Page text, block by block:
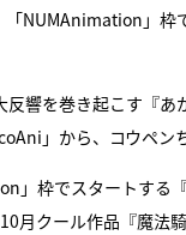
NUMAnimation」枠
響を巻き起こす『
」から、コウペン
」枠でスタートする
月クール作品『魔法